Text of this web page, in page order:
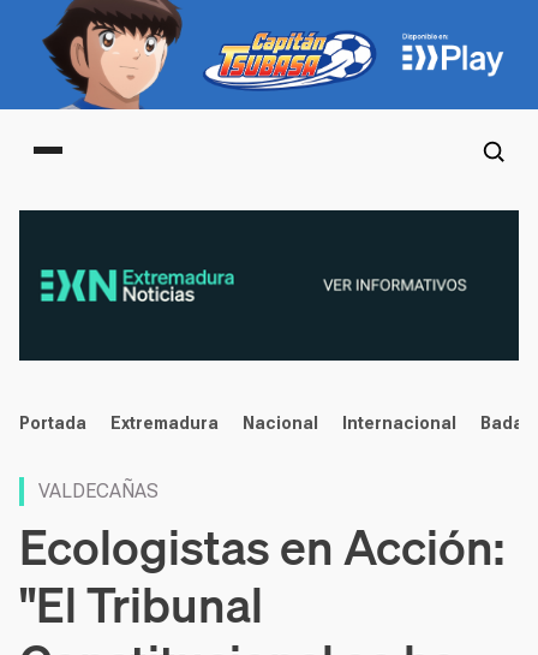
Main menu
noticias
Portada Extremadura Nacional Internacional
VALDECAÑAS
Ecologistas en Acción:
"El Tribunal